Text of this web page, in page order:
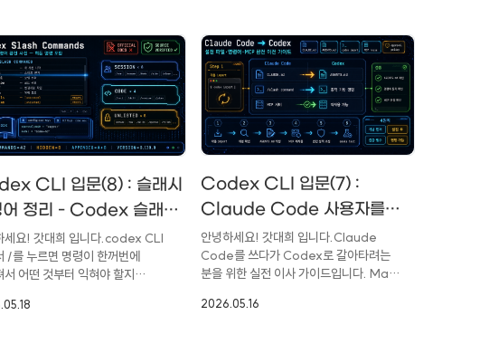
다. 그런데 Claude Design에는
분명한 한계가 있다. 래스터
(사진·일러스트레이션)를 직접
못한다. 그래서 비주얼이 필요한
placeholder, 즉 공란으로
. 디자인 도구가 "그림을 못
"는 건 꽤 큰 제약으로 볼 수 도 있다.
가 Codex에 Product
플러그인을 공식적으로
다.이 글에서는 이 플러그인이 ..
안으로 숨긴다.새로 나온 AI 모델이
아니라, 기존 Codex 위에 계획·실행·
검증 흐름을 얹는 얇은 자동화 계층이다.
공식 소개에서도 "복잡한 코드베이스를
위한 에이전트 하네스"라고 못박고 있다.
원래 원조격의 도구인 OmO(oh-my-
openagent)를 Codex에 맞게 줄여
줄이면 끝난다.제작자가 개인 프로젝트에
LLM 토큰값으로 2만 4천 달러를
태웠다고 공개..
CLI 입문(8) : 슬래시
어 정리 - Codex 슬래시
사용방법
세요! 갓대희 입니다.codex CLI
/를 누르면 명령이 한꺼번에
서 어떤 것부터 익혀야 할지
명령어 들을 정리 해보려 한다.
Codex CLI 입문(7) :
Claude Code 사용자를
위한 Codex 전환 가이드 -
CLAUDE.md·슬래시 명령
안녕하세요! 갓대희 입니다.Claude
Code를 쓰다가 Codex로 갈아타려는
분을 위한 실전 이사 가이드입니다. Mac
수동 경로 중 하나를 고른 뒤,
2026.05.16